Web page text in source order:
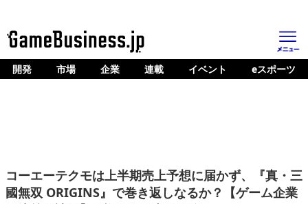
ホーム
企業動向
開発 市場 企業 連載 イベント eスポーツ
コーエーテクモは上半期売上予想に届かず、『真・三
國無双 ORIGINS』で巻き返しなるか？【ゲーム企業